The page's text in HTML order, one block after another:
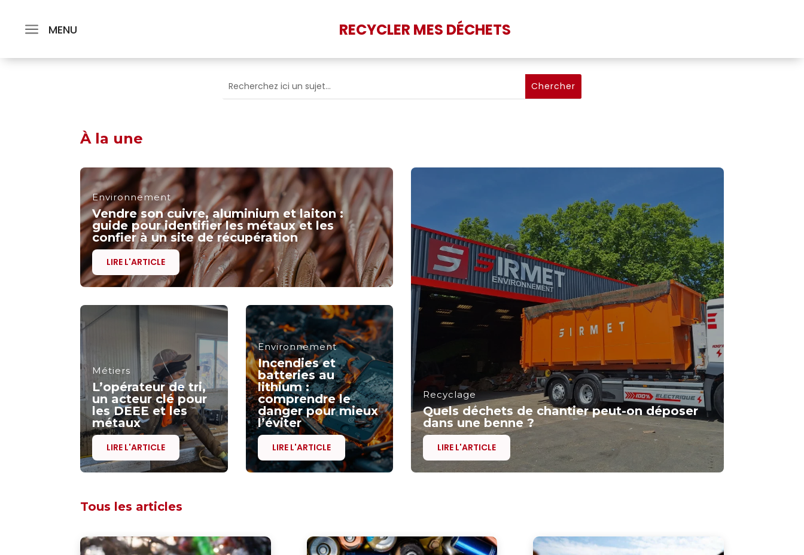
MENU RECYCLER MES DÉCHETS
À la une
Environnement
Vendre son cuivre, aluminium et laiton :
guide pour identifier les métaux et les
confier à un site de récupération
LIRE L'ARTICLE
Métiers
L’opérateur de tri,
un acteur clé pour
les DEEE et les
métaux
LIRE L'ARTICLE
Environnement
Incendies et
batteries au
lithium :
comprendre le
danger pour mieux
l’éviter
LIRE L'ARTICLE
Recyclage
Quels déchets de chantier peut-on déposer
dans une benne ?
LIRE L'ARTICLE
Tous les articles